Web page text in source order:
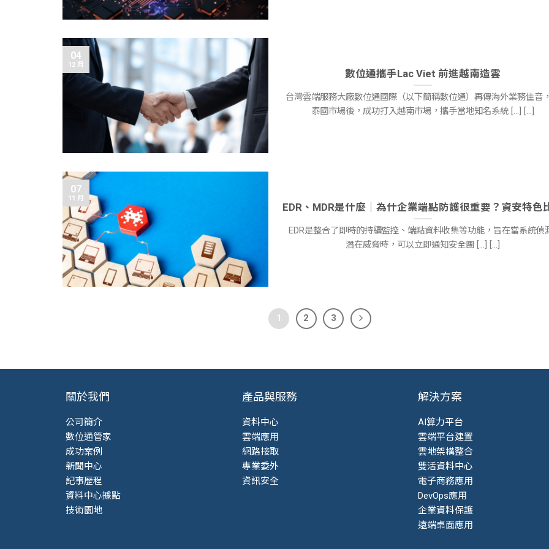
數位通攜手Lac Viet 前進越南造雲
台灣雲端服務大廠數位通國際（以下簡稱數位通）再傳海外業務佳音
泰國市場後，成功打入越南市場，攜手當地知名系統 [...] [...]
04
12 月
EDR、MDR是什麼｜為什企業端點防護很重要？資安特色
EDR是整合了即時的持續監控、端點資料收集等功能，旨在當系統偵
潛在威脅時，可以立即通知安全團 [...] [...]
07
11 月
1 2 3
關於我們
公司簡介
數位通管家
成功案例
新聞中心
記事歷程
資料中心據點
技術園地
產品與服務
資料中心
雲端應用
網路接取
專業委外
資訊安全
解決方案
AI算力平台
雲端平台建置
雲地架構整合
雙活資料中心
電子商務應用
DevOps應用
企業資料保護
遠端桌面應用